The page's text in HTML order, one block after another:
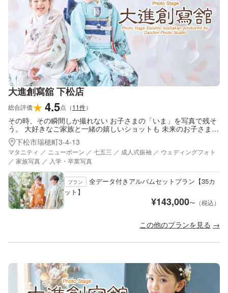
大進創寫舘 下松店
総合評価★4.5点 （11件）
その時、その瞬間しか撮れない お子さまの「いま」を写真で残そ
う。 大好きなご家族と一緒の嬉しいショットも 未来のお子さまへ
の贈り物になります。
下松市瑞穂町3-4-13
マタニティ ／ ニューボーン ／ 七五三 ／ 成人式振袖 ／ ウェディングフォト
／ 家族写真 ／ 入学・卒業写真
プラン
全データ付きアルバムセットプラン【35カ
ット】
¥143,000〜（税込）
この他のプランを見る